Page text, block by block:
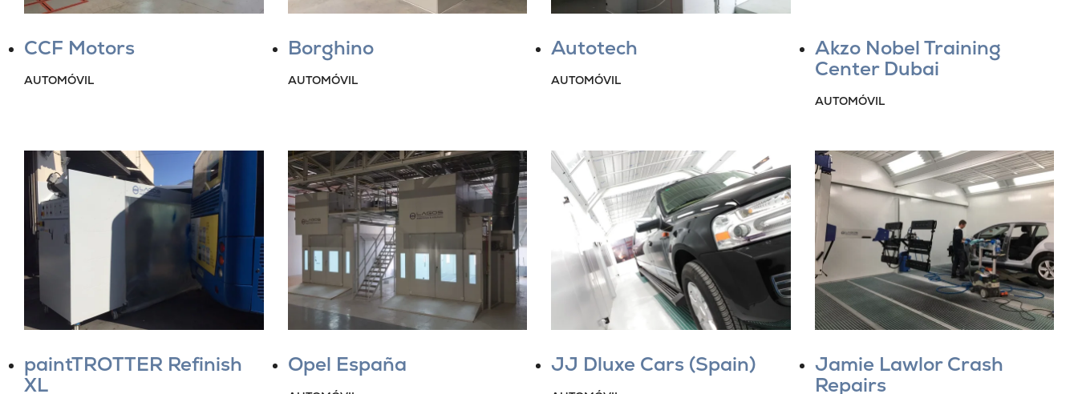
CCF Motors
AUTOMÓVIL
Borghino
AUTOMÓVIL
Autotech
AUTOMÓVIL
Akzo Nobel Training
Center Dubai
AUTOMÓVIL
paintTROTTER Refinish
XL
Opel España JJ Dluxe Cars (Spain)
Jamie Lawlor Crash
Repairs